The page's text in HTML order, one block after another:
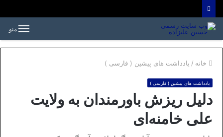
منو
خانه / یادداشت های پیشین ( فارسی )
یادداشت های پیشین ( فارسی )
دلیل ریزش باورمندان به ولایت
علی خامنه‌ای